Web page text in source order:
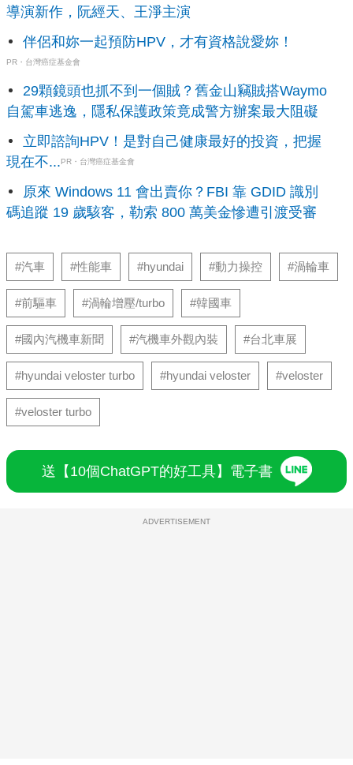
導演新作，阮經天、王淨主演
伴侶和妳一起預防HPV，才有資格說愛妳！
PR・台灣癌症基金會
29顆鏡頭也抓不到一個賊？舊金山竊賊搭Waymo
自駕車逃逸，隱私保護政策竟成警方辦案最大阻礙
立即諮詢HPV！是對自己健康最好的投資，把握
現在不...PR・台灣癌症基金會
原來 Windows 11 會出賣你？FBI 靠 GDID 識別
碼追蹤 19 歲駭客，勒索 800 萬美金慘遭引渡受審
#汽車 #性能車 #hyundai #動力操控 #渦輪車
#前驅車 #渦輪增壓/turbo #韓國車
#國內汽機車新聞 #汽機車外觀內裝 #台北車展
#hyundai veloster turbo #hyundai veloster #veloster
#veloster turbo
送【10個ChatGPT的好工具】電子書
ADVERTISEMENT